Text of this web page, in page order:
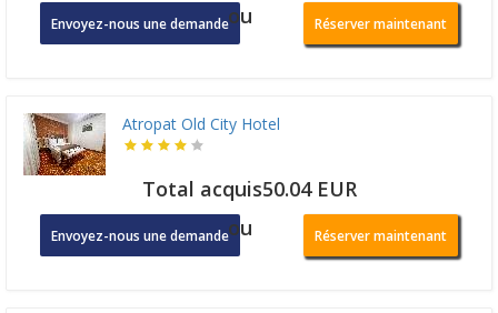
Envoyez-nous une demandeou Réserver maintenant
Atropat Old City Hotel
Total acquis50.04 EUR
Envoyez-nous une demandeou Réserver maintenant